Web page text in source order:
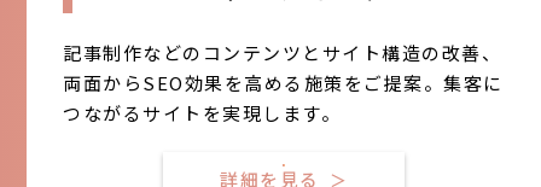
記事制作などのコンテンツとサイト構造の改善、
両面からSEO効果を高める施策をご提案。集客に
つながるサイトを実現します。
詳細を見る ＞